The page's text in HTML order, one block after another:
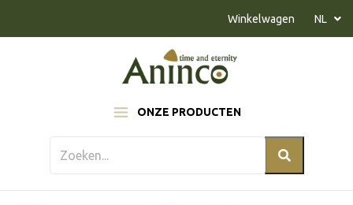
ONZE PRODUCTEN
Winkelwagen NL